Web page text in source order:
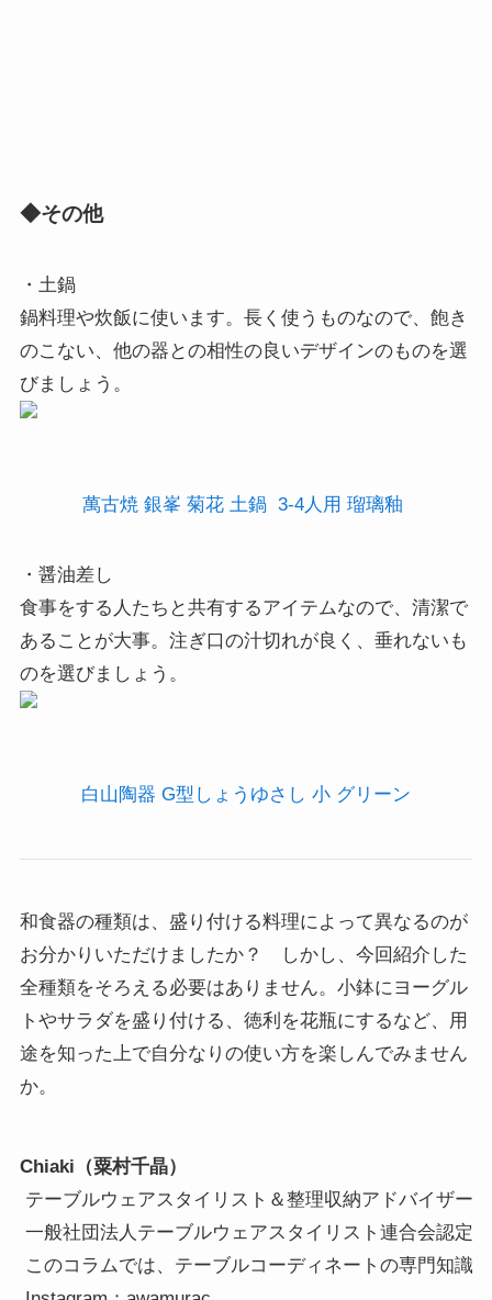
◆その他
・土鍋
鍋料理や炊飯に使います。長く使うものなので、飽き
のこない、他の器との相性の良いデザインのものを選
びましょう。
萬古焼 銀峯 菊花 土鍋 3-4人用 瑠璃釉
・醤油差し
食事をする人たちと共有するアイテムなので、清潔で
あることが大事。注ぎ口の汁切れが良く、垂れないも
のを選びましょう。
白山陶器 G型しょうゆさし 小 グリーン
和食器の種類は、盛り付ける料理によって異なるのが
お分かりいただけましたか？ しかし、今回紹介した
全種類をそろえる必要はありません。小鉢にヨーグル
トやサラダを盛り付ける、徳利を花瓶にするなど、用
途を知った上で自分なりの使い方を楽しんでみません
か。
Chiaki（粟村千晶）
テーブルウェアスタイリスト＆整理収納アドバイザー
一般社団法人テーブルウェアスタイリスト連合会認定
このコラムでは、テーブルコーディネートの専門知識